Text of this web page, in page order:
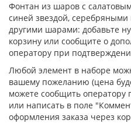
Фонтан из шаров с
синей звездой,
другими шарами: добавьте
корзину или сообщите о
оператору при
Любой элемент в наборе
вашему пожеланию (цена
можете сообщить оператору
или написать в поле
оформления заказа через